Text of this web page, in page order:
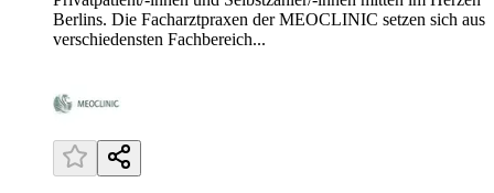
Berlins. Die Facharztpraxen der MEOCLINIC setzen sich aus
verschiedensten Fachbereich...